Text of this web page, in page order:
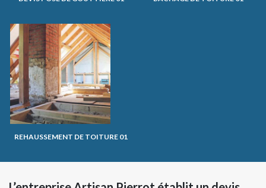
REHAUSSEMENT DE TOITURE 01